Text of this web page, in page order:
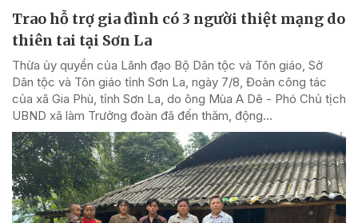
Trao hỗ trợ gia đình có 3 người thiệt mạng do
thiên tai tại Sơn La
Thừa ủy quyền của Lãnh đạo Bộ Dân tộc và Tôn giáo, Sở
Dân tộc và Tôn giáo tỉnh Sơn La, ngày 7/8, Đoàn công tác
của xã Gia Phù, tỉnh Sơn La, do ông Mùa A Dê - Phó Chủ tịch
UBND xã làm Trưởng đoàn đã đến thăm, động...